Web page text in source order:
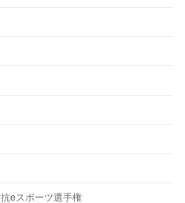
eスポーツ選手権